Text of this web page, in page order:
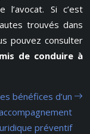
l’avocat. Si c’est
trouvés dans
pouvez consulter
de conduire à
bénéfices d’un
préventif